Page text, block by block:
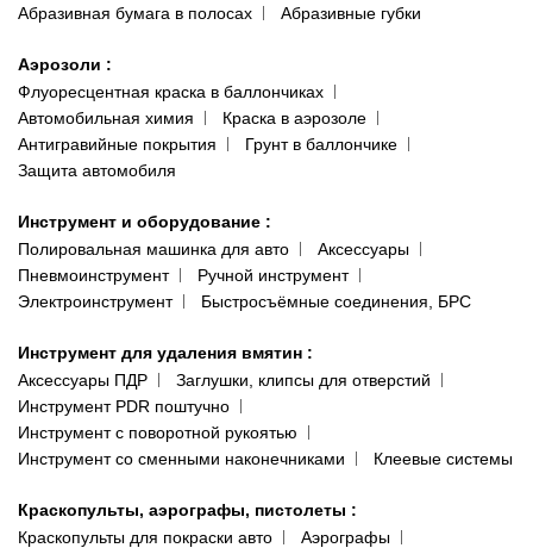
Абразивная бумага в полосах
Абразивные губки
Аэрозоли :
Флуоресцентная краска в баллончиках
Автомобильная химия
Краска в аэрозоле
Антигравийные покрытия
Грунт в баллончике
Защита автомобиля
Инструмент и оборудование :
Полировальная машинка для авто
Аксессуары
Пневмоинструмент
Ручной инструмент
Электроинструмент
Быстросъёмные соединения, БРС
Инструмент для удаления вмятин :
Аксессуары ПДР
Заглушки, клипсы для отверстий
Инструмент PDR поштучно
Инструмент с поворотной рукоятью
Инструмент со сменными наконечниками
Клеевые системы
Краскопульты, аэрографы, пистолеты :
Краскопульты для покраски авто
Аэрографы